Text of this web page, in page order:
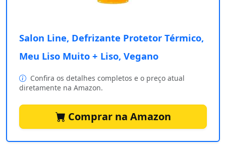
Salon Line, Defrizante Protetor Térmico,
Meu Liso Muito + Liso, Vegano
Confira os detalhes completos e o preço atual
diretamente na Amazon.
Comprar na Amazon